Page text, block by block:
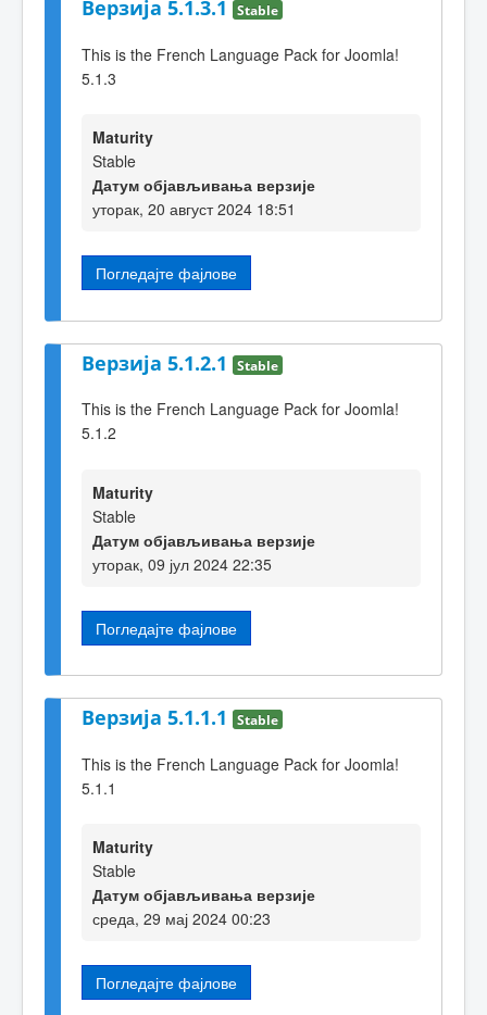
Верзија 5.1.3.1 Stable
This is the French Language Pack for Joomla!
5.1.3
Maturity
Stable
Датум објављивања верзије
уторак, 20 август 2024 18:51
Погледајте фајлове
Верзија 5.1.2.1 Stable
This is the French Language Pack for Joomla!
5.1.2
Maturity
Stable
Датум објављивања верзије
уторак, 09 јул 2024 22:35
Погледајте фајлове
Верзија 5.1.1.1 Stable
This is the French Language Pack for Joomla!
5.1.1
Maturity
Stable
Датум објављивања верзије
среда, 29 мај 2024 00:23
Погледајте фајлове